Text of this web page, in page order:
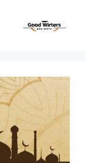
المحتوى